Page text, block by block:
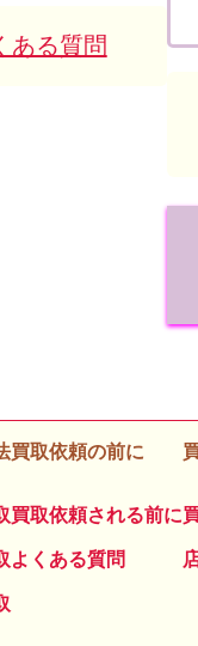
ある質問
買取依頼の前に
買取依頼される前に
よくある質問